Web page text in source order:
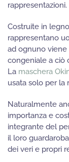
rappresentazioni.
Costruite in
rappresentano
ad ognuno viene
congeniale a ciò
La maschera
usata solo per la
Naturalmente
importanza e
integrante del
il loro
dei veri e propri